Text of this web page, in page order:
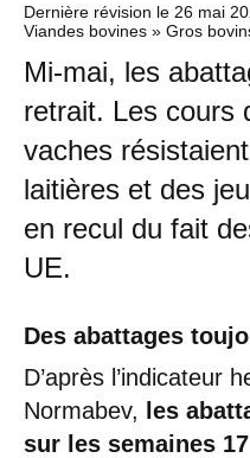
Dernière révision le 26 mai
Viandes bovines » Gros
Mi-mai, les
retrait. Les cours
vaches
laitières et des
en recul du fait
UE.
Des abattages
D’après l’indicateur
Normabev,
les
sur les semaines